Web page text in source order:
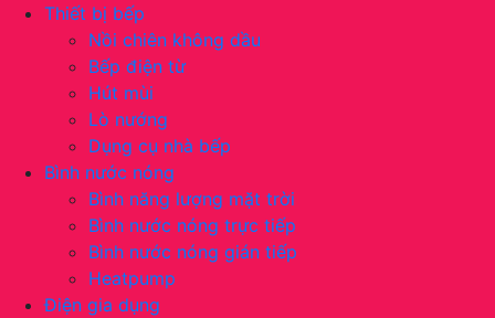
Thiết bị bếp
Nồi chiên không dầu
Bếp điện từ
Hút mùi
Lò nướng
Dụng cụ nhà bếp
Bình nước nóng
Bình năng lượng mặt trời
Bình nước nóng trực tiếp
Bình nước nóng gián tiếp
Heatpump
Điện gia dụng